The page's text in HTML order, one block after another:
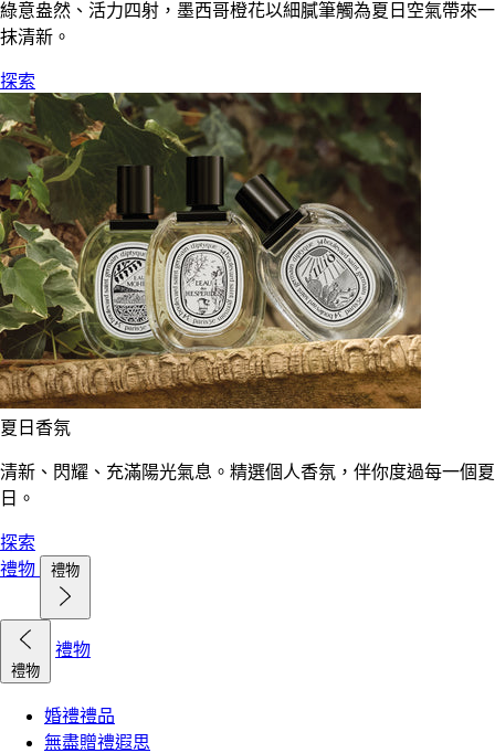
綠意盎然、活力四射，墨西哥橙花以細膩筆觸為夏日空氣帶來一
抹清新。
探索
夏日香氛
清新、閃耀、充滿陽光氣息。精選個人香氛，伴你度過每一個夏
日。
探索
禮物
禮物
禮物
禮物
婚禮禮品
無盡贈禮遐思